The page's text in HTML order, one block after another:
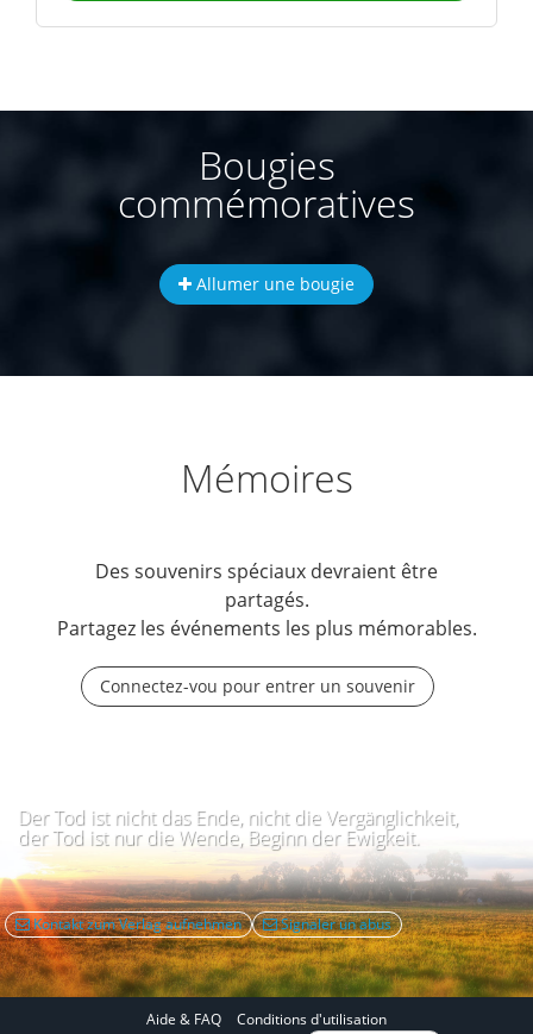
Bougies
commémoratives
Allumer une bougie
Mémoires
Des souvenirs spéciaux devraient être
partagés.
Partagez les événements les plus mémorables.
Connectez-vou pour entrer un souvenir
Der Tod ist nicht das Ende, nicht die Vergänglichkeit,
der Tod ist nur die Wende, Beginn der Ewigkeit.
Kontakt zum Verlag aufnehmen Signaler un abus
Aide & FAQ
Conditions d'utilisation